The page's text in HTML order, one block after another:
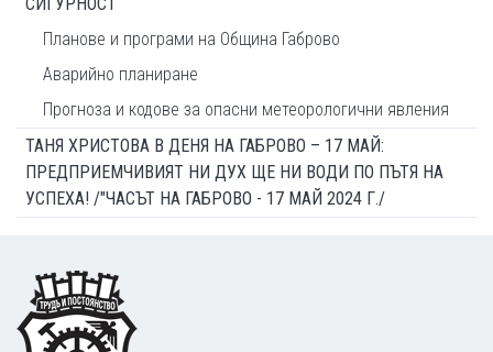
Планове и програми на Община Габрово
Аварийно планиране
Прогноза и кодове за опасни метеорологични явления
ТАНЯ ХРИСТОВА В ДЕНЯ НА ГАБРОВО – 17 МАЙ:
ПРЕДПРИЕМЧИВИЯТ НИ ДУХ ЩЕ НИ ВОДИ ПО ПЪТЯ НА
УСПЕХА! /"ЧАСЪТ НА ГАБРОВО - 17 МАЙ 2024 Г./
Footer